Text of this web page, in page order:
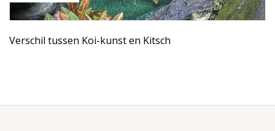
Verschil tussen Koi-kunst en Kitsch